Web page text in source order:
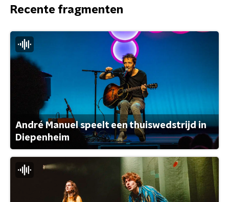
Recente fragmenten
André Manuel speelt een thuiswedstrijd in
Diepenheim